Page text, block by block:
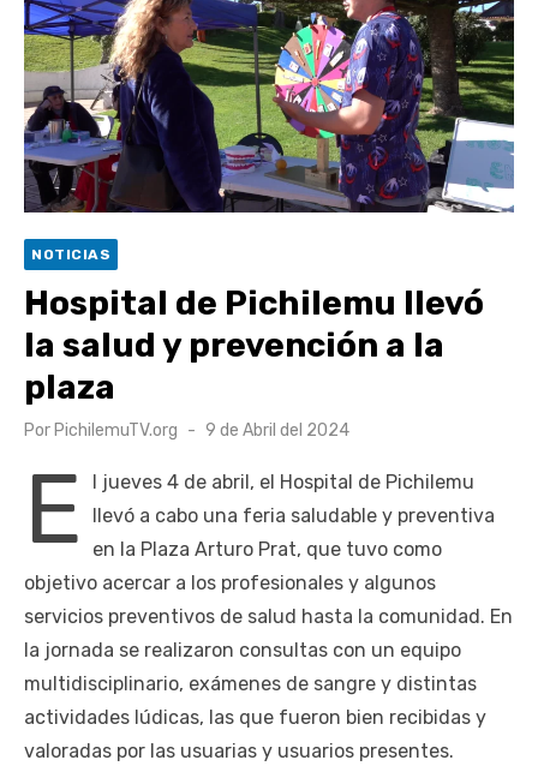
Retrospectiva 2026 | Capítulo 03: lessons on flight – Cecilia
Araneda
Cantor Popular Raúl Acevedo celebra 50 años de carrera en
Pichilemu
Cóctel de Sábado: Sistema frontal en Pichilemu junto al
alcalde Roberto Córdova
esterilización de mascotas
NOTICIAS
Hospital de Pichilemu llevó
la salud y prevención a la
plaza
Por PichilemuTV.org
Publicado
9 de Abril del 2024
E
l jueves 4 de abril, el Hospital de Pichilemu
llevó a cabo una feria saludable y preventiva
en la Plaza Arturo Prat, que tuvo como
objetivo acercar a los profesionales y algunos
servicios preventivos de salud hasta la comunidad. En
la jornada se realizaron consultas con un equipo
multidisciplinario, exámenes de sangre y distintas
actividades lúdicas, las que fueron bien recibidas y
valoradas por las usuarias y usuarios presentes.